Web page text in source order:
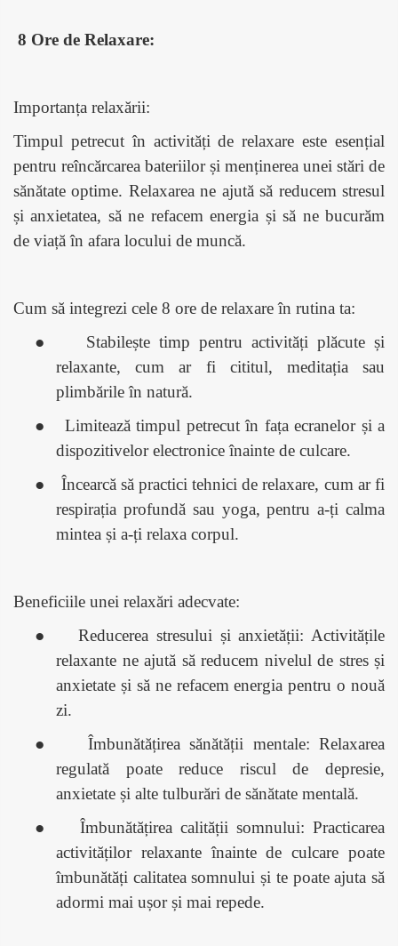
8 Ore de Relaxare:
Importanța relaxării:
Timpul petrecut în activități de relaxare este esențial
pentru reîncărcarea bateriilor și menținerea unei stări de
sănătate optime. Relaxarea ne ajută să reducem stresul
și anxietatea, să ne refacem energia și să ne bucurăm
de viață în afara locului de muncă.
Cum să integrezi cele 8 ore de relaxare în rutina ta:
●
Stabilește timp pentru activități plăcute și
relaxante, cum ar fi cititul, meditația sau
plimbările în natură.
●
Limitează timpul petrecut în fața ecranelor și a
dispozitivelor electronice înainte de culcare.
●
Încearcă să practici tehnici de relaxare, cum ar fi
respirația profundă sau yoga, pentru a-ți calma
mintea și a-ți relaxa corpul.
Beneficiile unei relaxări adecvate:
●
Reducerea stresului și anxietății: Activitățile
relaxante ne ajută să reducem nivelul de stres și
anxietate și să ne refacem energia pentru o nouă
zi.
●
Îmbunătățirea sănătății mentale: Relaxarea
regulată poate reduce riscul de depresie,
anxietate și alte tulburări de sănătate mentală.
●
Îmbunătățirea calității somnului: Practicarea
activităților relaxante înainte de culcare poate
îmbunătăți calitatea somnului și te poate ajuta să
adormi mai ușor și mai repede.